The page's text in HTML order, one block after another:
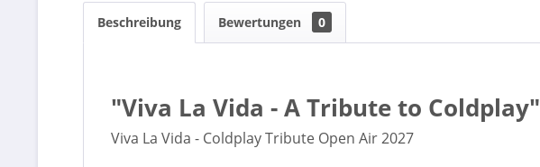
Beschreibung Bewertungen 0
"Viva La Vida - A Tribute to Coldplay"
Viva La Vida - Coldplay Tribute Open Air 2027